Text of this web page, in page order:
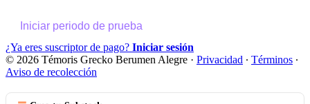
Iniciar periodo de prueba
¿Ya eres suscriptor de pago? Iniciar sesión
© 2026 Témoris Grecko Berumen Alegre · Privacidad ∙ Términos ∙
Aviso de recolección